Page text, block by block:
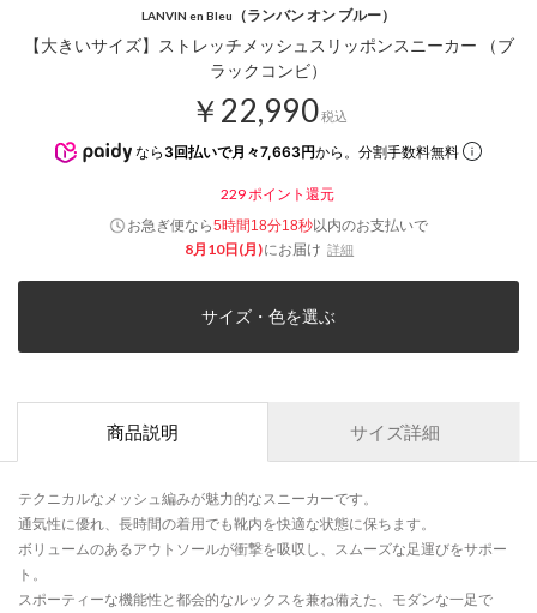
LANVIN en Bleu （ランバン オン ブルー）
【大きいサイズ】ストレッチメッシュスリッポンスニーカー （ブ
ラックコンビ）
￥22,990税込
なら 3回払いで月々7,663円から。分割手数料無料
229 ポイント還元
お急ぎ便なら5時間18分17秒以内のお支払いで
8月10日(月)にお届け 詳細
サイズ・色を選ぶ
商品説明 サイズ詳細
テクニカルなメッシュ編みが魅力的なスニーカーです。
通気性に優れ、長時間の着用でも靴内を快適な状態に保ちます。
ボリュームのあるアウトソールが衝撃を吸収し、スムーズな足運びをサポー
ト。
スポーティーな機能性と都会的なルックスを兼ね備えた、モダンな一足で